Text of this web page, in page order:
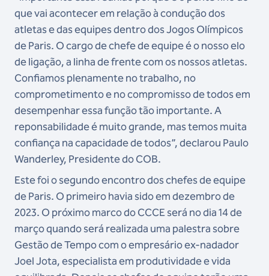
que vai acontecer em relação à condução dos
atletas e das equipes dentro dos Jogos Olímpicos
de Paris. O cargo de chefe de equipe é o nosso elo
de ligação, a linha de frente com os nossos atletas.
Confiamos plenamente no trabalho, no
comprometimento e no compromisso de todos em
desempenhar essa função tão importante. A
reponsabilidade é muito grande, mas temos muita
confiança na capacidade de todos”, declarou Paulo
Wanderley, Presidente do COB.
Este foi o segundo encontro dos chefes de equipe
de Paris. O primeiro havia sido em dezembro de
2023. O próximo marco do CCCE será no dia 14 de
março quando será realizada uma palestra sobre
Gestão de Tempo com o empresário ex-nadador
Joel Jota, especialista em produtividade e vida